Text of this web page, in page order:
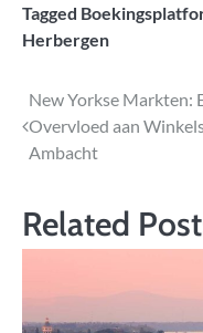
Tagged
Herbergen
Bericht
navigatie
New Yorkse Markten:
Overvloed aan
Ambacht
Related